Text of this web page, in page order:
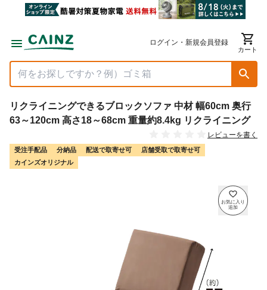
ログイン・新規会員登録
カート
リクライニングできるブロックソファ 中材 幅60cm 奥行
63～120cm 高さ18～68cm 重量約8.4kg リクライニング
レビューを書く
受注手配品 分納品 配送で取寄せ可
店舗受取で取寄せ可
カインズオリジナル